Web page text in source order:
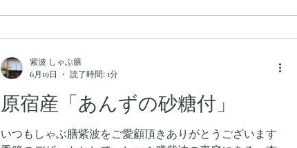
原宿産「あんずの砂糖付」
いつもしゃぶ膳紫波をご愛顧頂きありがとうございます
紫波 しゃぶ膳
6月19日
読了時間: 1分